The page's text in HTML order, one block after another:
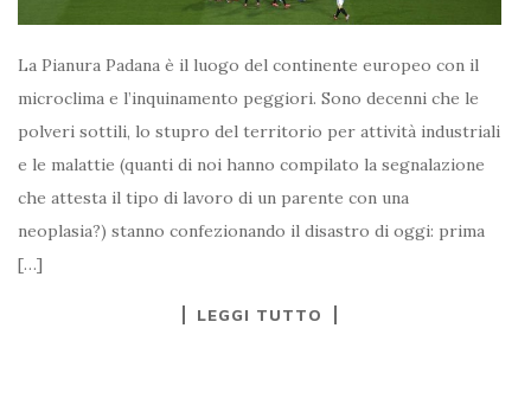
La Pianura Padana è il luogo del continente europeo con il
microclima e l’inquinamento peggiori. Sono decenni che le
polveri sottili, lo stupro del territorio per attività industriali
e le malattie (quanti di noi hanno compilato la segnalazione
che attesta il tipo di lavoro di un parente con una
neoplasia?) stanno confezionando il disastro di oggi: prima
[…]
LEGGI TUTTO